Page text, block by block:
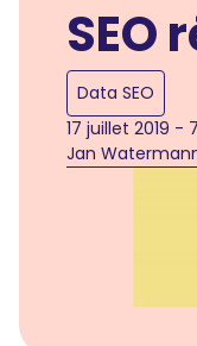
SEO
Data SEO
17 juillet 2019
Jan